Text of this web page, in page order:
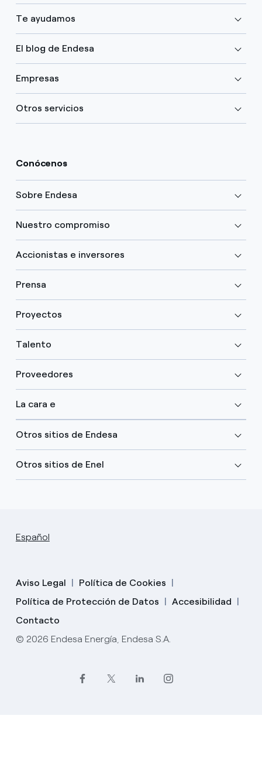
Te ayudamos
El blog de Endesa
Empresas
Otros servicios
Conócenos
Sobre Endesa
Nuestro compromiso
Accionistas e inversores
Prensa
Proyectos
Talento
Proveedores
La cara e
Otros sitios de Endesa
Otros sitios de Enel
Español
Aviso Legal
Política de Cookies
Política de Protección de Datos
Accesibilidad
Contacto
© 2026 Endesa Energía, Endesa S.A.